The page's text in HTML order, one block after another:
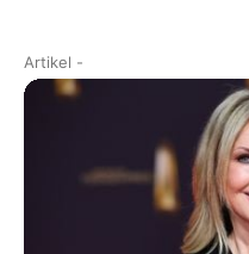
Artikel -